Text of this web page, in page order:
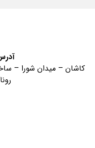
کاشان – میدان شورا –